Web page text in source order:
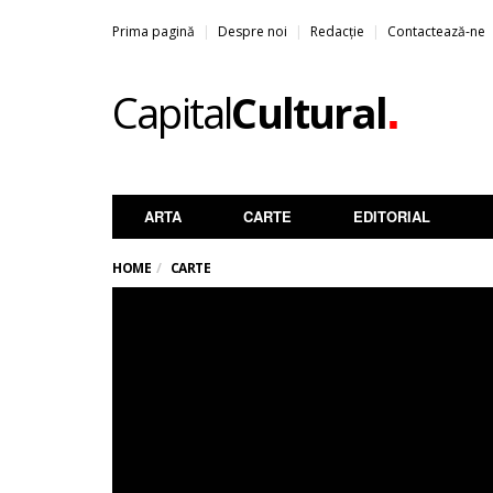
Prima pagină Despre noi Redacție Contactează-ne
CapitalCultural.
ARTA CARTE EDITORIAL
HOME CARTE